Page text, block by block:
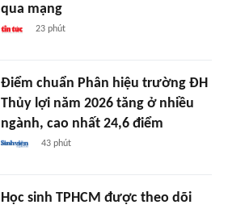
qua mạng
23 phút
Điểm chuẩn Phân hiệu trường ĐH
Thủy lợi năm 2026 tăng ở nhiều
ngành, cao nhất 24,6 điểm
43 phút
Học sinh TPHCM được theo dõi